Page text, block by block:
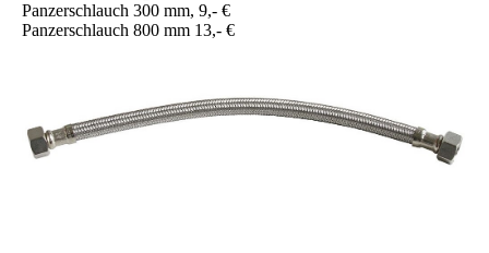
Panzerschlauch 300 mm, 9,- €
Panzerschlauch 800 mm 13,- €